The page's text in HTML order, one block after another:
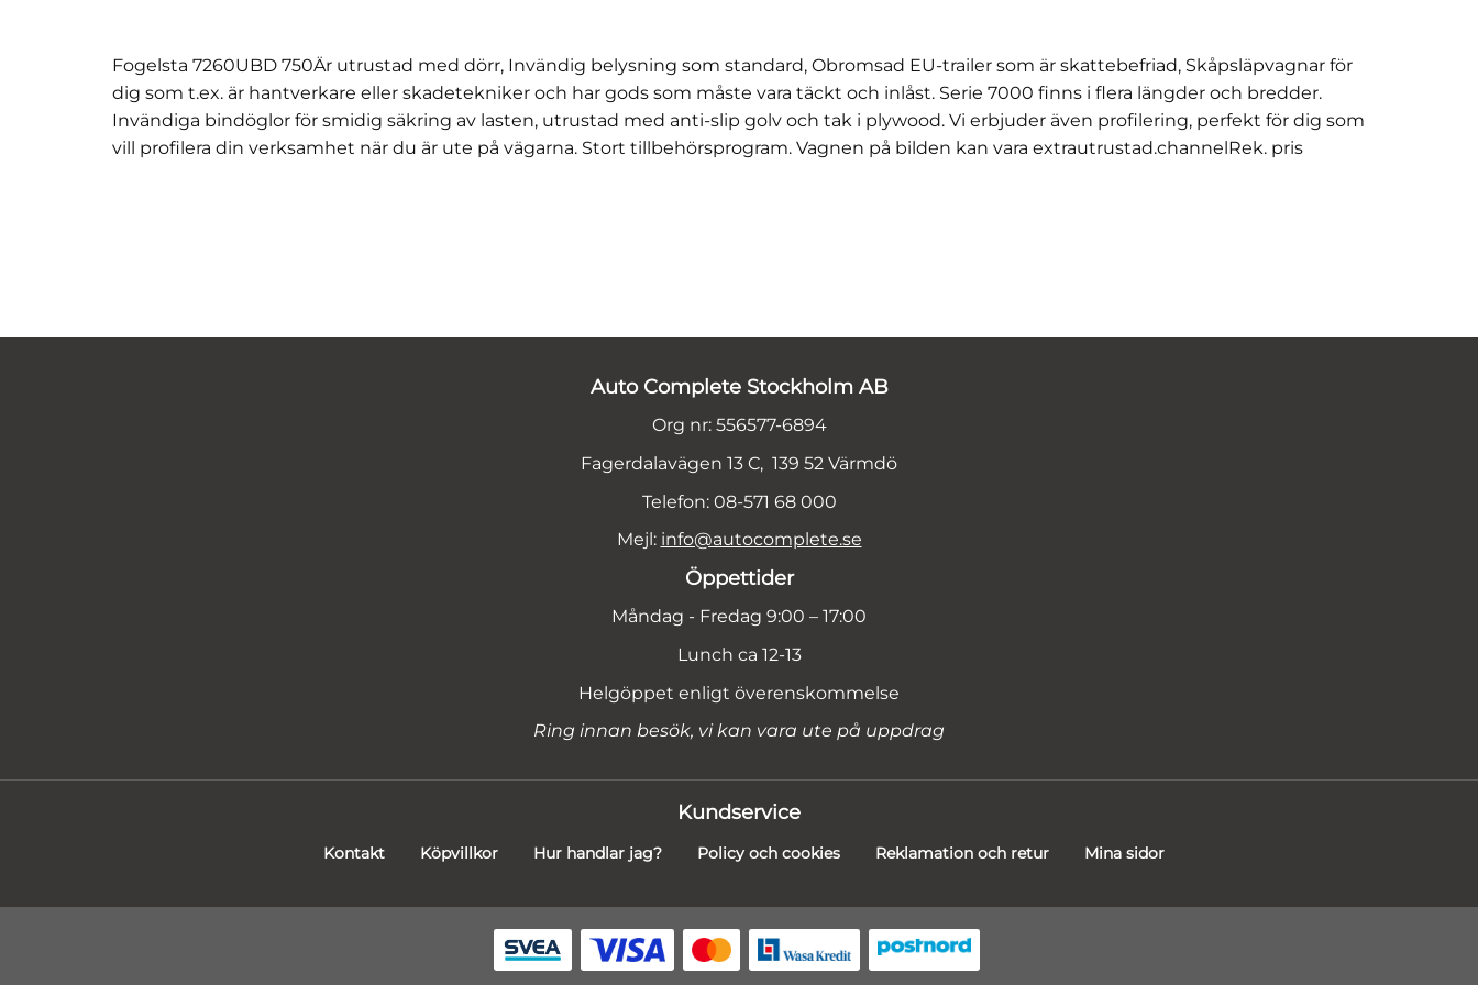
Fogelsta 7260UBD 750Är utrustad med dörr, Invändig belysning som standard, Obromsad EU-trailer som är skattebefriad, Skåpsläpvagnar för
dig som t.ex. är hantverkare eller skadetekniker och har gods som måste vara täckt och inlåst. Serie 7000 finns i flera längder och bredder.
Invändiga bindöglor för smidig säkring av lasten, utrustad med anti-slip golv och tak i plywood. Vi erbjuder även profilering, perfekt för dig som
vill profilera din verksamhet när du är ute på vägarna. Stort tillbehörsprogram. Vagnen på bilden kan vara extrautrustad.channelRek. pris
Auto Complete Stockholm AB
Org nr: 556577-6894
Fagerdalavägen 13 C, 139 52 Värmdö
Telefon: 08-571 68 000
Mejl: info@autocomplete.se
Öppettider
Måndag - Fredag 9:00 – 17:00
Lunch ca 12-13
Helgöppet enligt överenskommelse
Ring innan besök, vi kan vara ute på uppdrag
Kundservice
Kontakt Köpvillkor Hur handlar jag? Policy och cookies Reklamation och retur Mina sidor